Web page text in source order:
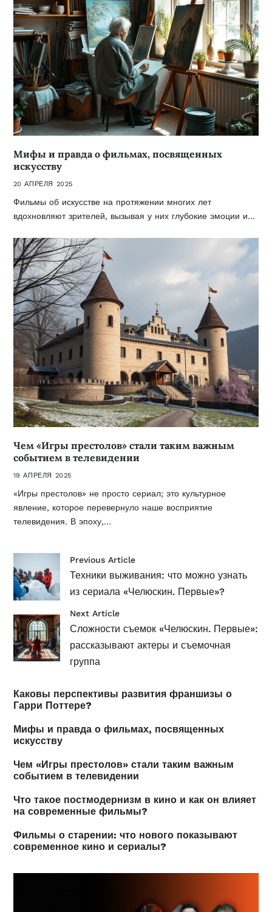
Мифы и правда о фильмах, посвященных
искусству
20 АПРЕЛЯ 2025
Фильмы об искусстве на протяжении многих лет
вдохновляют зрителей, вызывая у них глубокие эмоции и…
Чем «Игры престолов» стали таким важным
событием в телевидении
19 АПРЕЛЯ 2025
«Игры престолов» не просто сериал; это культурное
явление, которое перевернуло наше восприятие
телевидения. В эпоху,…
Previous Article
Техники выживания: что можно узнать
из сериала «Челюскин. Первые»?
Next Article
Сложности съемок «Челюскин. Первые»:
рассказывают актеры и съемочная
группа
Каковы перспективы развития франшизы о
Гарри Поттере?
Мифы и правда о фильмах, посвященных
искусству
Чем «Игры престолов» стали таким важным
событием в телевидении
Что такое постмодернизм в кино и как он влияет
на современные фильмы?
Фильмы о старении: что нового показывают
современное кино и сериалы?